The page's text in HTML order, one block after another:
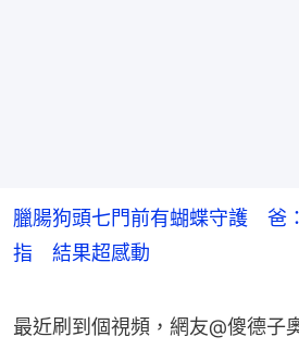
臘腸狗頭七門前有蝴蝶守護 爸
指 結果超感動
最近刷到個視頻，網友@傻德子